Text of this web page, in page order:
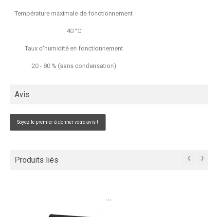
Température maximale de fonctionnement
40 °C
Taux d'humidité en fonctionnement
20 - 80 % (sans condensation)
Avis
Soyez le premier à donner votre avis !
Produits liés ‹ ›
```